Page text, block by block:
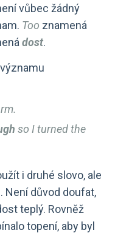
vůbec žádný
Too znamená
dost.
so I turned the
i druhé slovo, ale
Není důvod doufat,
teplý. Rovněž
topení, aby byl